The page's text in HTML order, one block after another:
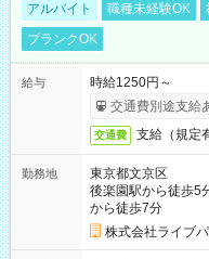
アルバイト 職種未経験OK
ブランクOK
給与
時給1250円～
交通費別途支給
交通費 支給（規定
勤務地
東京都文京区
後楽園駅から徒歩5
から徒歩7分
株式会社ライブ